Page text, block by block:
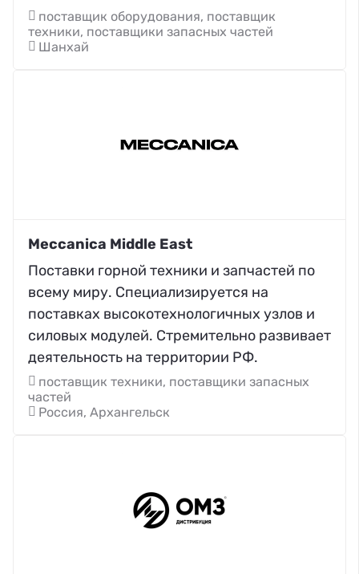
поставщик оборудования, поставщик
техники, поставщики запасных частей
Шанхай
Meccanica Middle East
Поставки горной техники и запчастей по
всему миру. Специализируется на
поставках высокотехнологичных узлов и
силовых модулей. Стремительно развивает
деятельность на территории РФ.
поставщик техники, поставщики запасных
частей
Россия, Архангельск